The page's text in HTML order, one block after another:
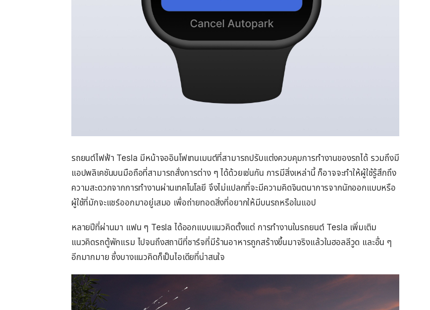
รถยนต์ไฟฟ้า Tesla มีหน้าจออินโฟเทนเมนต์ที่สามารถปรับแต่งควบคุมการทำงานของรถได้ รวมถึงมี
แอปพลิเคชันบนมือถือที่สามารถสั่งการต่าง ๆ ได้ด้วยเช่นกัน การมีสิ่งเหล่านี้ ก็อาจจะทำให้ผู้ใช้รู้สึกถึง
ความสะดวกจากการทำงานผ่านเทคโนโลยี จึงไม่แปลกที่จะมีความคิดจินตนาการจากนักออกแบบหรือ
ผู้ใช้ที่มักจะแชร์ออกมาอยู่เสมอ เพื่อถ่ายทอดสิ่งที่อยากให้มีบนรถหรือในแอป
หลายปีที่ผ่านมา แฟน ๆ Tesla ได้ออกแบบแนวคิดตั้งแต่ การทำงานในรถยนต์​ Tesla เพิ่มเติม
แนวคิดรถตู้พักแรม ไปจนถึงสถานีที่ชาร์จที่มีร้านอาหารถูกสร้างขึ้นมาจริงแล้วในฮอลลีวูด และอื่น ๆ
อีกมากมาย ซึ่งบางแนวคิดก็เป็นไอเดียที่น่าสนใจ